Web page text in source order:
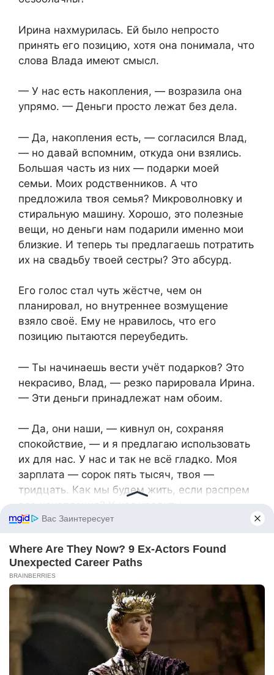
Ирина нахмурилась. Ей было непросто
принять его позицию, хотя она понимала, что
слова Влада имеют смысл.
— У нас есть накопления, — возразила она
упрямо. — Деньги просто лежат без дела.
— Да, накопления есть, — согласился Влад,
— но давай вспомним, откуда они взялись.
Большая часть из них — подарки моей
семьи. Моих родственников. А что
предложила твоя семья? Микроволновку и
стиральную машину. Хорошо, это полезные
вещи, но деньги нам подарили именно мои
близкие. И теперь ты предлагаешь потратить
их на свадьбу твоей сестры? Это абсурд.
Его голос стал чуть жёстче, чем он
планировал, но внутреннее возмущение
взяло своё. Ему не нравилось, что его
позицию пытаются переубедить.
— Ты начинаешь вести учёт подарков? Это
некрасиво, Влад, — резко парировала Ирина.
— Эти деньги принадлежат нам обоим.
— Да, они наши, — кивнул он, сохраняя
спокойствие, — и я предлагаю использовать
их для нас. У нас и так не всё гладко. Моя
зарплата — сорок пять тысяч, твоя —
тридцать. Как мы будем жить, если распрем
повседневные расходы. А если появится
кризис? Ты подумала о таких вариантах?
Глаза Ирины потускнели. Гнев сменился
раздумьями, но обида всё ещё тлела внутри.
— Это не такие большие деньги, Влад, —
пробормотала она. — Мы могли бы выделить
немного, чтобы помочь…